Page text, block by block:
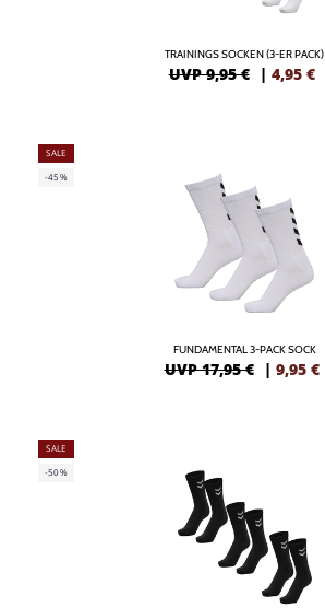
TRAININGS SOCKEN (3-ER PACK)
UVP 9,95 € | 4,95 €
SALE
-45%
FUNDAMENTAL 3-PACK SOCK
UVP 17,95 € | 9,95 €
SALE
-50%